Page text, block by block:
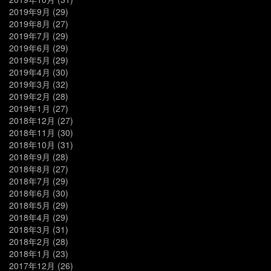
2019年9月 (29)
2019年8月 (27)
2019年7月 (29)
2019年6月 (29)
2019年5月 (29)
2019年4月 (30)
2019年3月 (32)
2019年2月 (28)
2019年1月 (27)
2018年12月 (27)
2018年11月 (30)
2018年10月 (31)
2018年9月 (28)
2018年8月 (27)
2018年7月 (29)
2018年6月 (30)
2018年5月 (29)
2018年4月 (29)
2018年3月 (31)
2018年2月 (28)
2018年1月 (23)
2017年12月 (26)